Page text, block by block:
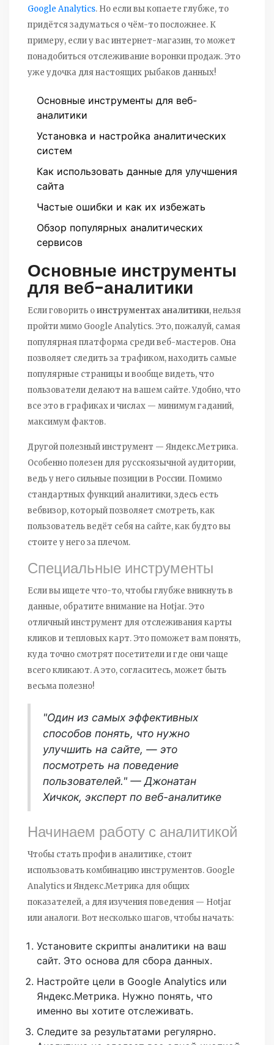
Google Analytics. Но если вы копаете глубже, то
придётся задуматься о чём-то посложнее. К
примеру, если у вас интернет-магазин, то может
понадобиться отслеживание воронки продаж. Это
уже удочка для настоящих рыбаков данных!
Основные инструменты для веб-
аналитики
Установка и настройка аналитических
систем
Как использовать данные для улучшения
сайта
Частые ошибки и как их избежать
Обзор популярных аналитических
сервисов
Основные инструменты
для веб-аналитики
Если говорить оинструментах аналитики, нельзя
пройти мимо Google Analytics. Это, пожалуй, самая
популярная платформа среди веб-мастеров. Она
позволяет следить за трафиком, находить самые
популярные страницы и вообще видеть, что
пользователи делают на вашем сайте. Удобно, что
все это в графиках и числах — минимум гаданий,
максимум фактов.
Другой полезный инструмент — Яндекс.Метрика.
Особенно полезен для русскоязычной аудитории,
ведь у него сильные позиции в России. Помимо
стандартных функций аналитики, здесь есть
вебвизор, который позволяет смотреть, как
пользователь ведёт себя на сайте, как будто вы
стоите у него за плечом.
Специальные инструменты
Если вы ищете что-то, чтобы глубже вникнуть в
данные, обратите внимание на Hotjar. Это
отличный инструмент для отслеживания карты
кликов и тепловых карт. Это поможет вам понять,
куда точно смотрят посетители и где они чаще
всего кликают. А это, согласитесь, может быть
весьма полезно!
"Один из самых эффективных
способов понять, что нужно
улучшить на сайте, — это
посмотреть на поведение
пользователей." — Джонатан
Хичкок, эксперт по веб-аналитике
Начинаем работу с аналитикой
Чтобы стать профи в аналитике, стоит
использовать комбинацию инструментов. Google
Analytics и Яндекс.Метрика для общих
показателей, а для изучения поведения — Hotjar
или аналоги. Вот несколько шагов, чтобы начать:
Установите скрипты аналитики на ваш
сайт. Это основа для сбора данных.
Настройте цели в Google Analytics или
Яндекс.Метрика. Нужно понять, что
именно вы хотите отслеживать.
Следите за результатами регулярно.